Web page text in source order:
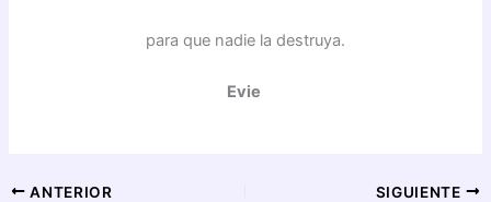
para que nadie la destruya.
Evie
ANTERIOR SIGUIENTE